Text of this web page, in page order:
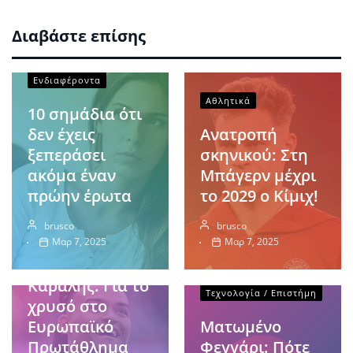
Διαβάστε επίσης
Ενδιαφέροντα
10 σημάδια ότι
δεν έχεις
ξεπεράσει
ακόμα έναν
πρώην έρωτα
brusco
Μαρ 7, 2025
Αθλητικά
Ανατροπή
σκηνικού: Στη
Μπάγερν μέχρι
το 2029 ο Κίμιχ!
brusco
Μαρ 7, 2025
Αθλητικά
Εμμανουήλ
Καραλής: Για το
χρυσό στο
Ευρωπαϊκό
Πρωτάθλημα
Τεχνολογία / Επιστήμη
Ματωμένο
Φεγγάρι: Πότε